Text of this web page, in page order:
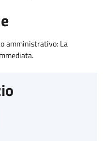
amministrativo: La